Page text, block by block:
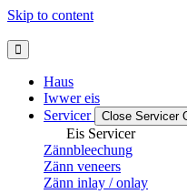
Skip to content
Haus
Iwwer eis
Servicer
Close Servicer
Eis Servicer
Zännbleechung
Zänn veneers
Zänn inlay / onlay